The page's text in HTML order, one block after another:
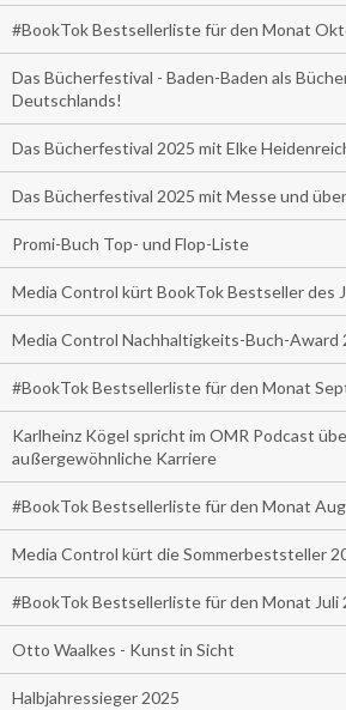
#BookTok Bestsellerliste für den Monat
Das Bücherfestival - Baden-Baden als
Deutschlands!
Das Bücherfestival 2025 mit Elke
Das Bücherfestival 2025 mit Messe und
Promi-Buch Top- und Flop-Liste
Media Control kürt BookTok Bestseller des
Media Control Nachhaltigkeits-Buch-Award
#BookTok Bestsellerliste für den Monat
Karlheinz Kögel spricht im OMR Podcast
außergewöhnliche Karriere
#BookTok Bestsellerliste für den Monat
Media Control kürt die Sommerbeststeller
#BookTok Bestsellerliste für den Monat Juli
Otto Waalkes - Kunst in Sicht
Halbjahressieger 2025